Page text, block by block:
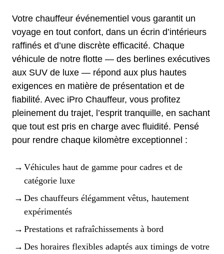
Votre chauffeur événementiel vous garantit un
voyage en tout confort, dans un écrin d’intérieurs
raffinés et d’une discrète efficacité. Chaque
véhicule de notre flotte — des berlines exécutives
aux SUV de luxe — répond aux plus hautes
exigences en matière de présentation et de
fiabilité. Avec iPro Chauffeur, vous profitez
pleinement du trajet, l’esprit tranquille, en sachant
que tout est pris en charge avec fluidité. Pensé
pour rendre chaque kilomètre exceptionnel :
Véhicules haut de gamme pour cadres et de
catégorie luxe
Des chauffeurs élégamment vêtus, hautement
expérimentés
Prestations et rafraîchissements à bord
Des horaires flexibles adaptés aux timings de votre